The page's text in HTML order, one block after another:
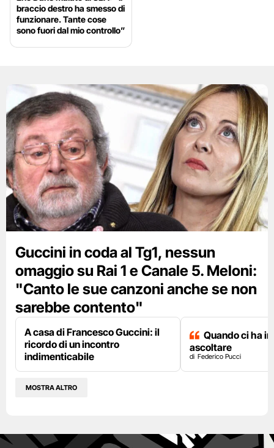
braccio destro ha smesso di
funzionare. Tante cose
sono fuori dal mio controllo”
Guccini in coda al Tg1, nessun
omaggio su Rai 1 e Canale 5. Meloni:
"Canto le sue canzoni anche se non
sarebbe contento"
A casa di Francesco Guccini: il
ricordo di un incontro
indimenticabile
Quando ci ha
ascoltare
Federico Pucci
MOSTRA ALTRO